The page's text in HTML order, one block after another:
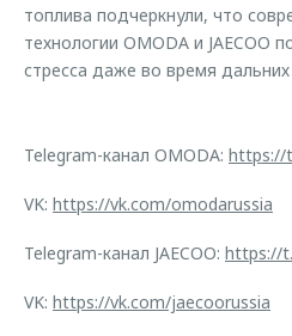
топлива подчеркнули, что
технологии OMODA и JAECOO
стресса даже во время
Telegram-канал OMODA: https://
VK: https://vk.com/omodarussia
Telegram-канал JAECOO: https://
VK: https://vk.com/jaecoorussia